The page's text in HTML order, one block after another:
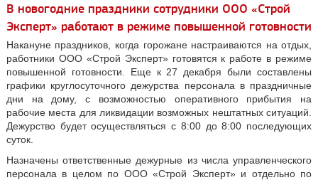
В новогодние праздники сотрудники ООО «Строй
Эксперт» работают в режиме повышенной готовности
Накануне праздников, когда горожане настраиваются на отдых,
работники ООО «Строй Эксперт» готовятся к работе в режиме
повышенной готовности. Еще к 27 декабря были составлены
графики круглосуточного дежурства персонала в праздничные
дни на дому, с возможностью оперативного прибытия на
рабочие места для ликвидации возможных нештатных ситуаций.
Дежурство будет осуществляться с 8:00 до 8:00 последующих
суток.
Назначены ответственные дежурные из числа управленческого
персонала в целом по ООО «Строй Эксперт» и отдельно по